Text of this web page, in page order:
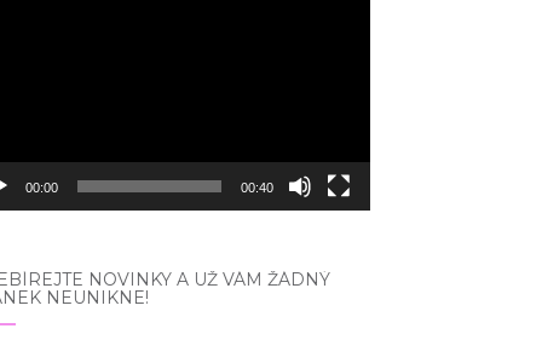
00:00 00:40
NOVINKY A UŽ VÁM ŽÁDNÝ
NEUNIKNE!